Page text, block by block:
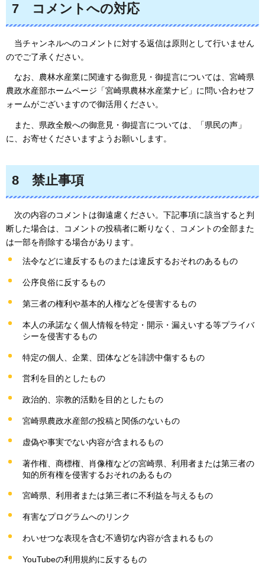
7 コメント への対応
当チャンネルへのコメントに対する返信は原則として行いません
のでご了承ください。
なお、農林水産業に関連する御意見・御提言については、宮崎県
農政水産部ホームページ「宮崎県農林水産業ナビ」に問い合わせフ
ォームがございますので御活用ください。
また、 県政全般への御意見・御提言については、「県民の声」
に、お寄せくださいますようお願いします。
8 禁止事項
次の内容のコメントは御遠慮ください。下記事項に該当すると判
断した場合は、コメントの投稿者に断りなく、コメントの全部また
は一部を削除する場合があります。
法令などに違反するものまたは違反するおそれのあるもの
公序良俗に反するもの
第三者の権利や基本的人権などを侵害するもの
本人の承諾なく個人情報を特定・開示・漏えいする等プライバ
シーを侵害するもの
特定の個人、企業、団体などを誹謗中傷するもの
営利を目的としたもの
政治的、宗教的活動を目的としたもの
宮崎県農政水産部の投稿と関係のないもの
虚偽や事実でない内容が含まれるもの
著作権、商標権、肖像権などの宮崎県、利用者または第三者の
知的所有権を侵害するおそれのあるもの
宮崎県、利用者または第三者に不利益を与えるもの
有害なプログラムへのリンク
わいせつな表現を含む不適切な内容が含まれるもの
YouTubeの利用規約に反するもの